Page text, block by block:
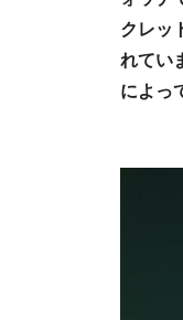
クレッ
れてい
によっ